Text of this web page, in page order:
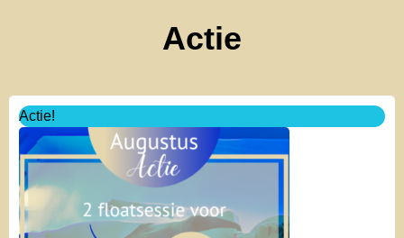
Actie
Actie!
Oorspronkelijke
prijs
was:
€ 98,00.
Huidige
prijs
is:
€ 78,00.